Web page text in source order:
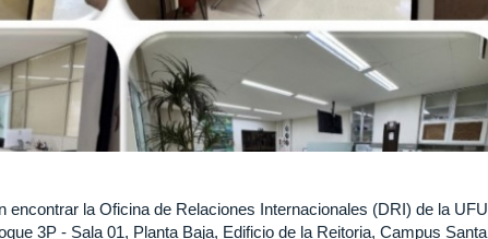
encontrar la Oficina de Relaciones Internacionales (DRI) de la UFU
3P - Sala 01, Planta Baja, Edificio de la Reitoria, Campus Santa